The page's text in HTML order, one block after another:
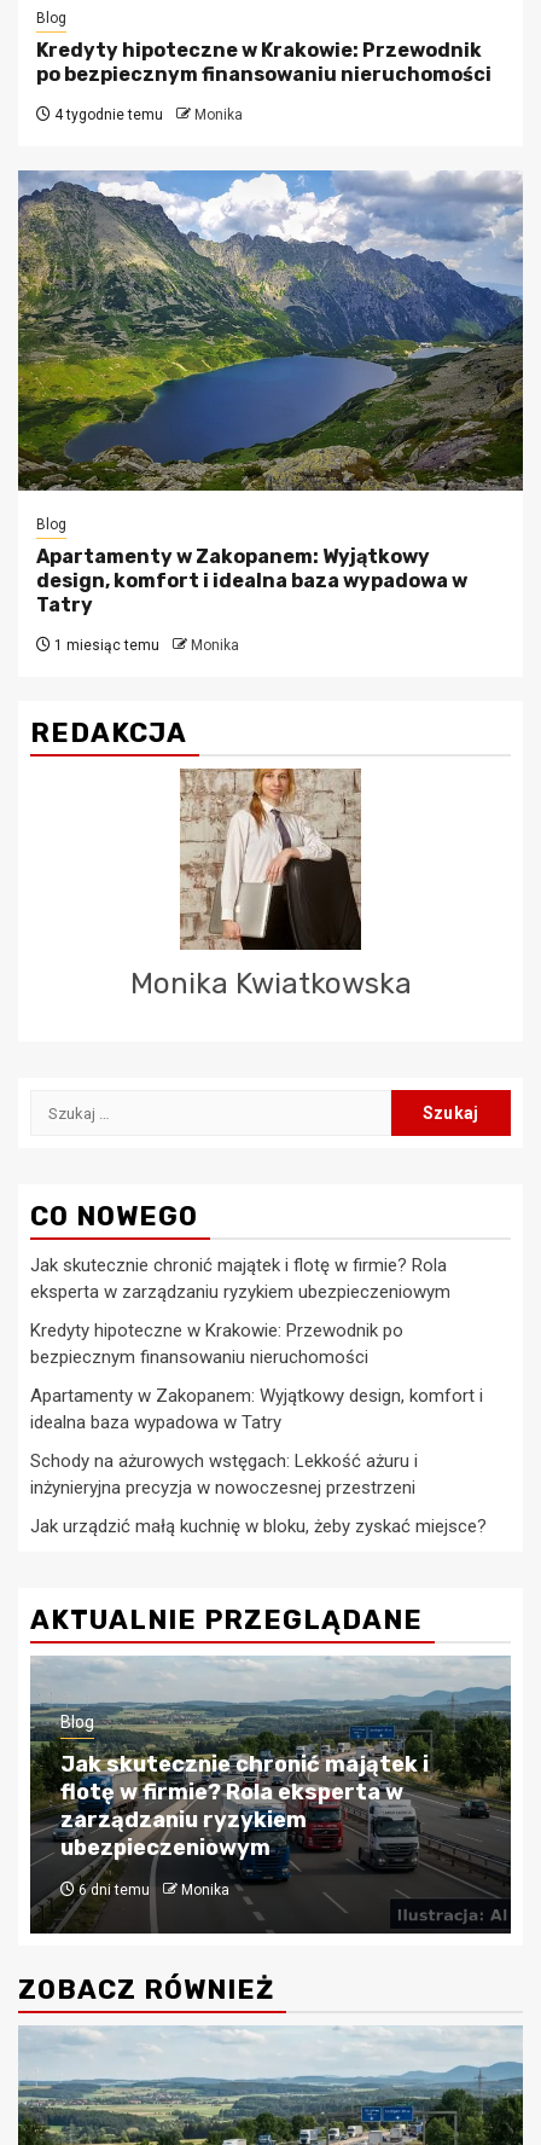
Blog
Kredyty hipoteczne w Krakowie: Przewodnik
po bezpiecznym finansowaniu nieruchomości
4 tygodnie temu Monika
Blog
Apartamenty w Zakopanem: Wyjątkowy
design, komfort i idealna baza wypadowa w
Tatry
1 miesiąc temu Monika
REDAKCJA
Monika Kwiatkowska
Szukaj:
CO NOWEGO
Jak skutecznie chronić majątek i flotę w firmie? Rola
eksperta w zarządzaniu ryzykiem ubezpieczeniowym
Kredyty hipoteczne w Krakowie: Przewodnik po
bezpiecznym finansowaniu nieruchomości
Apartamenty w Zakopanem: Wyjątkowy design, komfort i
idealna baza wypadowa w Tatry
Schody na ażurowych wstęgach: Lekkość ażuru i
inżynieryjna precyzja w nowoczesnej przestrzeni
Jak urządzić małą kuchnię w bloku, żeby zyskać miejsce?
AKTUALNIE PRZEGLĄDANE
Blog
Kredyty hipoteczne w Krakowie:
Przewodnik po bezpiecznym
finansowaniu nieruchomości
4 tygodnie temu Monika
ZOBACZ RÓWNIEŻ